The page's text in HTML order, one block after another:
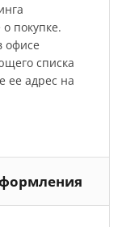
покупке.
офисе
списка
ее адрес на